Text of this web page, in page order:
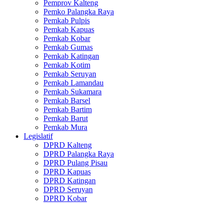
Pemprov Kalteng
Pemko Palangka Raya
Pemkab Pulpis
Pemkab Kapuas
Pemkab Kobar
Pemkab Gumas
Pemkab Katingan
Pemkab Kotim
Pemkab Seruyan
Pemkab Lamandau
Pemkab Sukamara
Pemkab Barsel
Pemkab Bartim
Pemkab Barut
Pemkab Mura
Legislatif
DPRD Kalteng
DPRD Palangka Raya
DPRD Pulang Pisau
DPRD Kapuas
DPRD Katingan
DPRD Seruyan
DPRD Kobar